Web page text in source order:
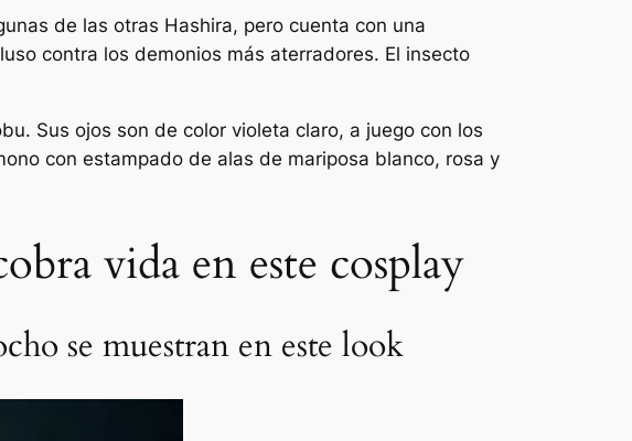
de las otras Hashira, pero cuenta con una
contra los demonios más aterradores. El insecto
Sus ojos son de color violeta claro, a juego con los
con estampado de alas de mariposa blanco, rosa y
vida en este cosplay
se muestran en este look